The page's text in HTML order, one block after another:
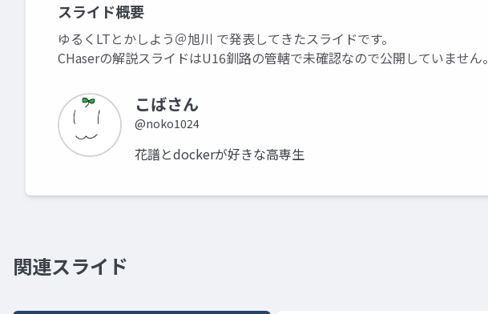
スライド概要
ゆるくLTとかしよう＠旭川 で発表してきたスライドです。
CHaserの解説スライドはU16釧路の管轄で未確認なので公開していません。
こばさん
@noko1024
花譜とdockerが好きな高専生
関連スライド